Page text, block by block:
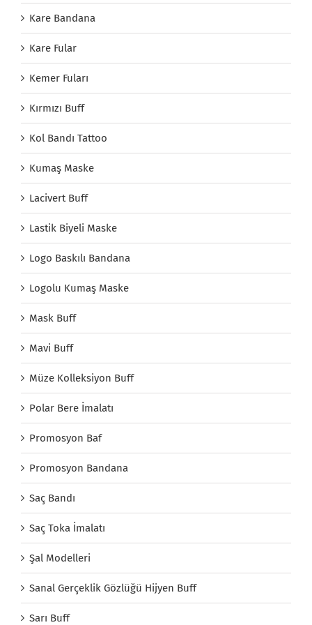
Kare Bandana
Kare Fular
Kemer Fuları
Kırmızı Buff
Kol Bandı Tattoo
Kumaş Maske
Lacivert Buff
Lastik Biyeli Maske
Logo Baskılı Bandana
Logolu Kumaş Maske
Mask Buff
Mavi Buff
Müze Kolleksiyon Buff
Polar Bere İmalatı
Promosyon Baf
Promosyon Bandana
Saç Bandı
Saç Toka İmalatı
Şal Modelleri
Sanal Gerçeklik Gözlüğü Hijyen Buff
Sarı Buff